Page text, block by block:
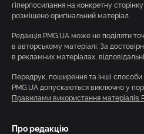
гіперпосилання на конкретну
розміщено оригінальний матеріал.
Редакція PMG.UA може не поділяти
в авторському матеріалі. За
в рекламних матеріалах,
Передрук, поширення та інші способи
PMG.UA допускаються виключно у
Правилами використання матеріалів
Про редакцію